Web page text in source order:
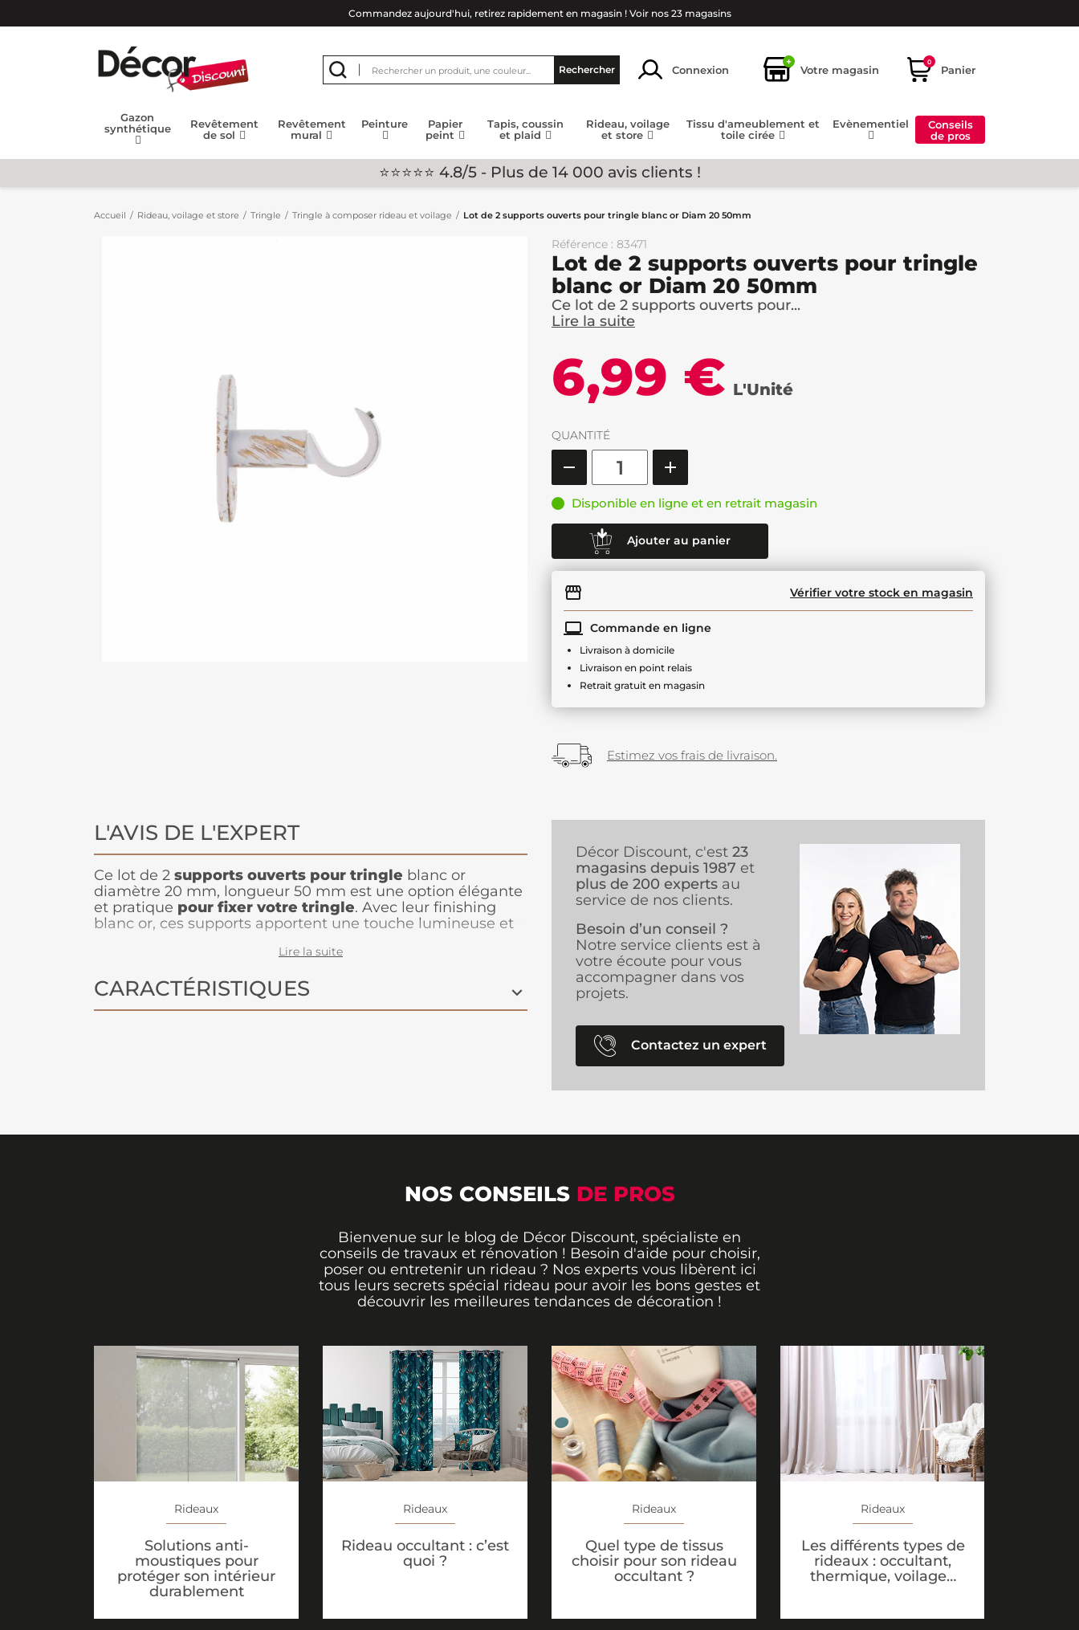
Commandez aujourd'hui, retirez rapidement en magasin ! Voir nos 23 magasins
Rechercher Connexion
+
Votre magasin
0
Panier
Gazon
synthétique
Revêtement
de sol
Revêtement
mural
Peinture
Papier
peint
Tapis, coussin
et plaid
Rideau, voilage
et store
Tissu d'ameublement et
toile cirée
Evènementiel
Conseils
de pros
⭐⭐⭐⭐⭐ 4.8/5 - Plus de 14 000 avis clients !
Accueil Rideau, voilage et store Tringle Tringle à composer rideau et voilage Lot de 2 supports ouverts pour tringle blanc or Diam 20 50mm
Référence : 83471
Lot de 2 supports ouverts pour tringle
blanc or Diam 20 50mm
Ce lot de 2 supports ouverts pour...
Lire la suite
6,99 € L'Unité
QUANTITÉ
Disponible en ligne et en retrait magasin
Ajouter au panier
Vérifier votre stock en magasin
Commande en ligne
Livraison à domicile
Livraison en point relais
Retrait gratuit en magasin
Estimez vos frais de livraison.
L'AVIS DE L'EXPERT
Ce lot de 2 supports ouverts pour tringle blanc or
diamètre 20 mm, longueur 50 mm est une option élégante
et pratique pour fixer votre tringle. Avec leur finishing
blanc or, ces supports apportent une touche lumineuse et
classiques. Leur longueur de 50 mm permet de maintenir
suspension stable et fonctionnelle pour vos rideaux.
compléter votre tringle
Lire la suite
CARACTÉRISTIQUES
Décor Discount, c'est 23
magasins depuis 1987 et
plus de 200 experts au
service de nos clients.
Besoin d’un conseil ?
Notre service clients est à
votre écoute pour vous
accompagner dans vos
projets.
Contactez un expert
NOS CONSEILS DE PROS
Bienvenue sur le blog de Décor Discount, spécialiste en
conseils de travaux et rénovation ! Besoin d'aide pour choisir,
poser ou entretenir un rideau ? Nos experts vous libèrent ici
tous leurs secrets spécial rideau pour avoir les bons gestes et
découvrir les meilleures tendances de décoration !
Rideaux
Solutions anti-
moustiques pour
protéger son intérieur
durablement
Rideaux
Rideau occultant : c’est
quoi ?
Rideaux
Quel type de tissus
choisir pour son rideau
occultant ?
Rideaux
Les différents types de
rideaux : occultant,
thermique, voilage…